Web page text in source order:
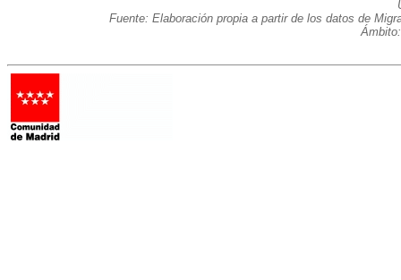
Fuente: Elaboración propia a partir de los datos de